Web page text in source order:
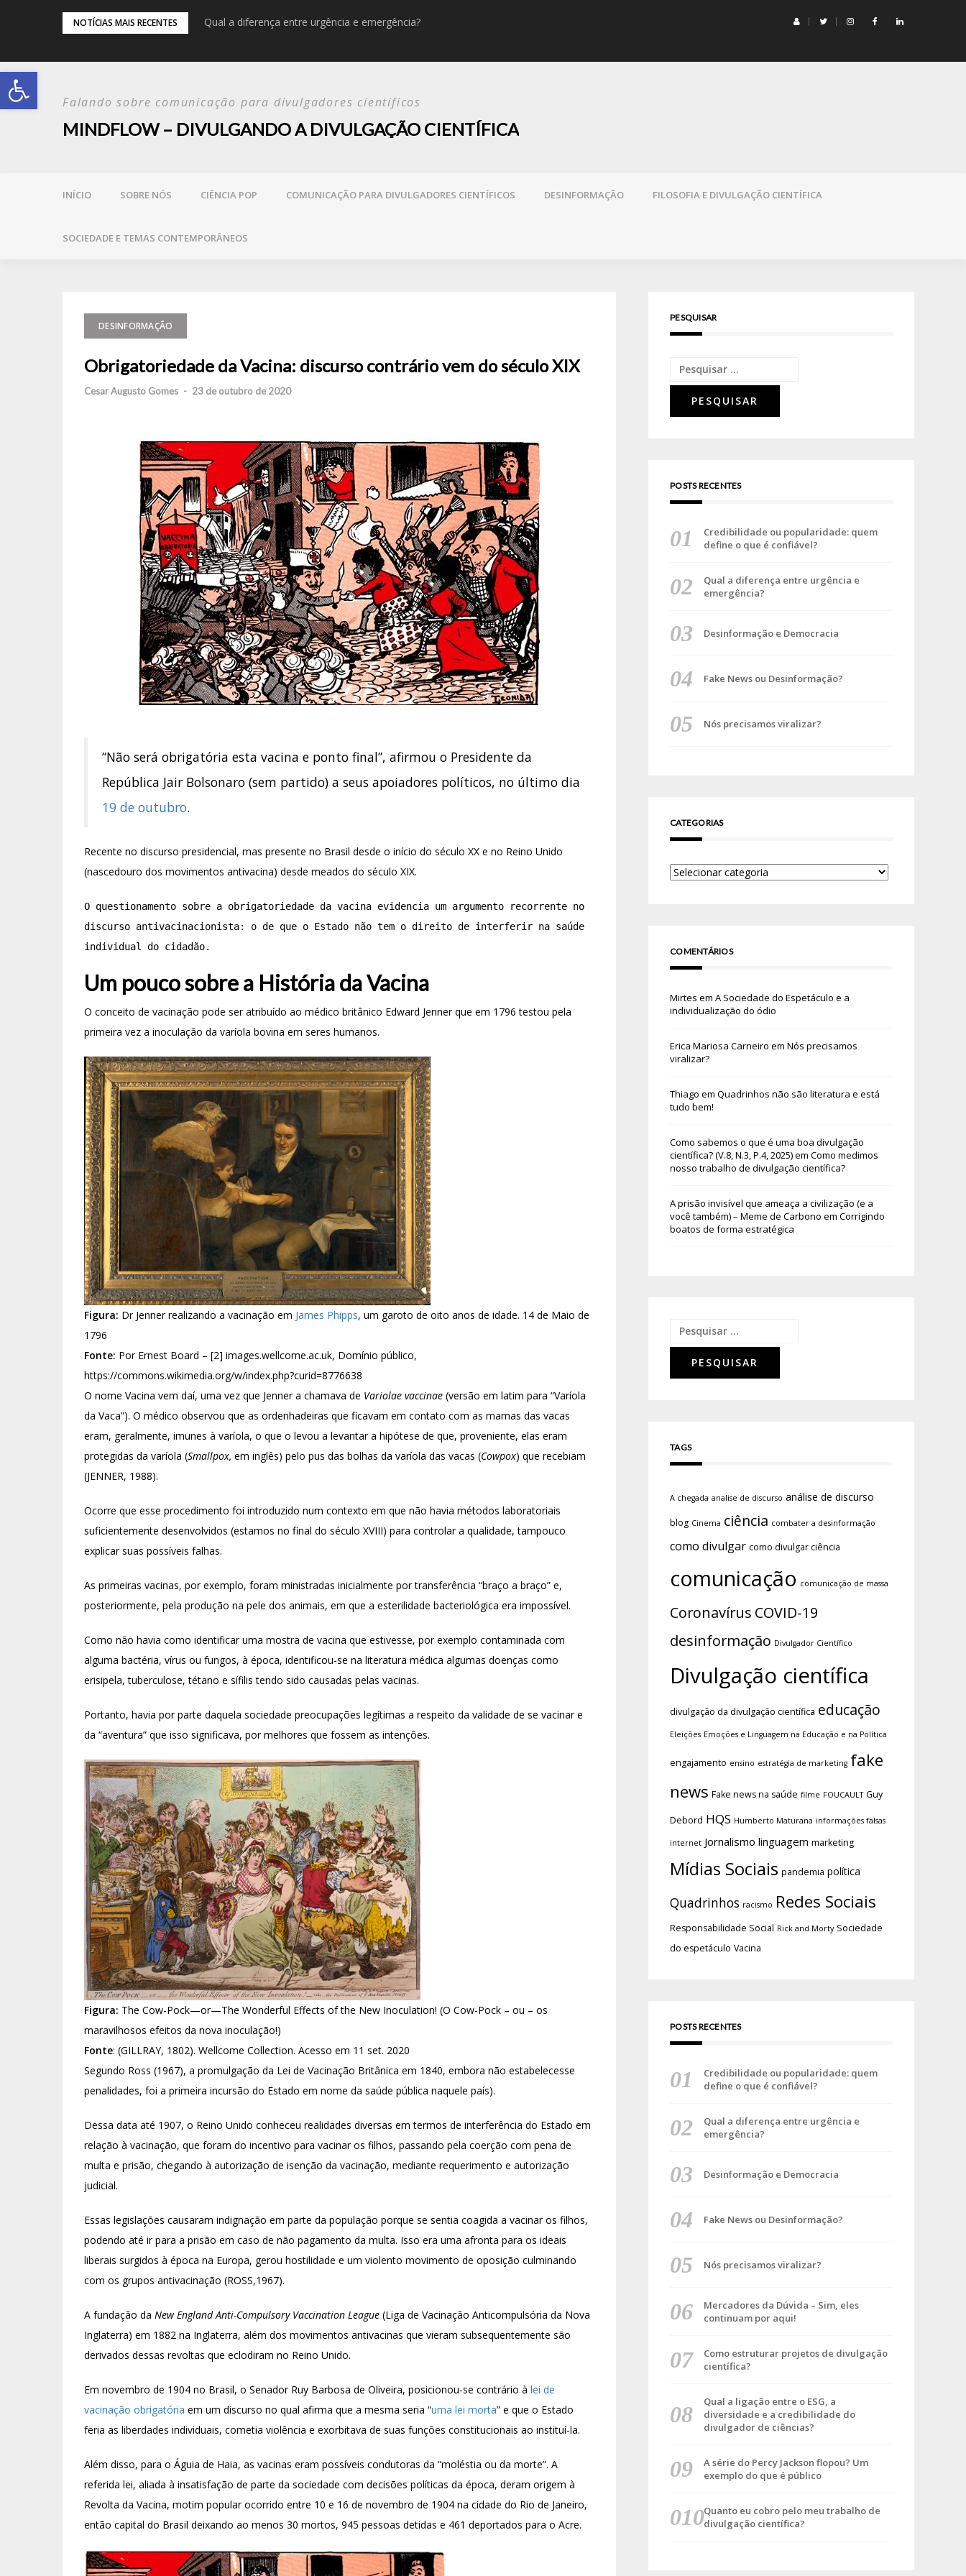
Abrir a barra de ferramentas
NOTÍCIAS MAIS RECENTES
o que é confiável? Qual a diferença entre urgência e emergência?
Falando sobre comunicação para divulgadores científicos
MINDFLOW – DIVULGANDO A DIVULGAÇÃO CIENTÍFICA
INÍCIO SOBRE NÓS CIÊNCIA POP COMUNICAÇÃO PARA DIVULGADORES CIENTÍFICOS DESINFORMAÇÃO FILOSOFIA E DIVULGAÇÃO CIENTÍFICA
SOCIEDADE E TEMAS CONTEMPORÂNEOS
DESINFORMAÇÃO
Obrigatoriedade da Vacina: discurso contrário vem do século XIX
Cesar Augusto Gomes - 23 de outubro de 2020
“Não será obrigatória esta vacina e ponto final”, afirmou o Presidente da
República Jair Bolsonaro (sem partido) a seus apoiadores políticos, no último dia
19 de outubro.
Recente no discurso presidencial, mas presente no Brasil desde o início do século XX e no Reino Unido
(nascedouro dos movimentos antivacina) desde meados do século XIX.
O questionamento sobre a obrigatoriedade da vacina evidencia um argumento recorrente no
discurso antivacinacionista: o de que o Estado não tem o direito de interferir na saúde
individual do cidadão.
Um pouco sobre a História da Vacina
O conceito de vacinação pode ser atribuído ao médico britânico Edward Jenner que em 1796 testou pela
primeira vez a inoculação da varíola bovina em seres humanos.
Figura: Dr Jenner realizando a vacinação em James Phipps, um garoto de oito anos de idade. 14 de Maio de
1796
Fonte: Por Ernest Board – [2] images.wellcome.ac.uk, Domínio público,
https://commons.wikimedia.org/w/index.php?curid=8776638
O nome Vacina vem daí, uma vez que Jenner a chamava de Variolae vaccinae (versão em latim para “Varíola
da Vaca”). O médico observou que as ordenhadeiras que ficavam em contato com as mamas das vacas
eram, geralmente, imunes à varíola, o que o levou a levantar a hipótese de que, proveniente, elas eram
protegidas da varíola (Smallpox, em inglês) pelo pus das bolhas da varíola das vacas (Cowpox) que recebiam
(JENNER, 1988).
Ocorre que esse procedimento foi introduzido num contexto em que não havia métodos laboratoriais
suficientemente desenvolvidos (estamos no final do século XVIII) para controlar a qualidade, tampouco
explicar suas possíveis falhas.
As primeiras vacinas, por exemplo, foram ministradas inicialmente por transferência “braço a braço” e,
posteriormente, pela produção na pele dos animais, em que a esterilidade bacteriológica era impossível.
Como não havia como identificar uma mostra de vacina que estivesse, por exemplo contaminada com
alguma bactéria, vírus ou fungos, à época, identificou-se na literatura médica algumas doenças como
erisipela, tuberculose, tétano e sífilis tendo sido causadas pelas vacinas.
Portanto, havia por parte daquela sociedade preocupações legítimas a respeito da validade de se vacinar e
da “aventura” que isso significava, por melhores que fossem as intenções.
Figura: The Cow-Pock—or—The Wonderful Effects of the New Inoculation! (O Cow-Pock – ou – os
maravilhosos efeitos da nova inoculação!)
Fonte: (GILLRAY, 1802). Wellcome Collection. Acesso em 11 set. 2020
Segundo Ross (1967), a promulgação da Lei de Vacinação Britânica em 1840, embora não estabelecesse
penalidades, foi a primeira incursão do Estado em nome da saúde pública naquele país).
Dessa data até 1907, o Reino Unido conheceu realidades diversas em termos de interferência do Estado em
relação à vacinação, que foram do incentivo para vacinar os filhos, passando pela coerção com pena de
multa e prisão, chegando à autorização de isenção da vacinação, mediante requerimento e autorização
judicial.
Essas legislações causaram indignação em parte da população porque se sentia coagida a vacinar os filhos,
podendo até ir para a prisão em caso de não pagamento da multa. Isso era uma afronta para os ideais
liberais surgidos à época na Europa, gerou hostilidade e um violento movimento de oposição culminando
com os grupos antivacinação (ROSS,1967).
A fundação da New England Anti-Compulsory Vaccination League (Liga de Vacinação Anticompulsória da Nova
Inglaterra) em 1882 na Inglaterra, além dos movimentos antivacinas que vieram subsequentemente são
derivados dessas revoltas que eclodiram no Reino Unido.
Em novembro de 1904 no Brasil, o Senador Ruy Barbosa de Oliveira, posicionou-se contrário à lei de
vacinação obrigatória em um discurso no qual afirma que a mesma seria “uma lei morta” e que o Estado
feria as liberdades individuais, cometia violência e exorbitava de suas funções constitucionais ao instituí-la.
Além disso, para o Águia de Haia, as vacinas eram possíveis condutoras da “moléstia ou da morte”. A
referida lei, aliada à insatisfação de parte da sociedade com decisões políticas da época, deram origem à
Revolta da Vacina, motim popular ocorrido entre 10 e 16 de novembro de 1904 na cidade do Rio de Janeiro,
então capital do Brasil deixando ao menos 30 mortos, 945 pessoas detidas e 461 deportados para o Acre.
PESQUISAR
POSTS RECENTES
Credibilidade ou popularidade: quem
define o que é confiável?
Qual a diferença entre urgência e
emergência?
Desinformação e Democracia
Fake News ou Desinformação?
Nós precisamos viralizar?
CATEGORIAS
COMENTÁRIOS
Mirtes em A Sociedade do Espetáculo e a
individualização do ódio
Erica Mariosa Carneiro em Nós precisamos
viralizar?
Thiago em Quadrinhos não são literatura e está
tudo bem!
Como sabemos o que é uma boa divulgação
científica? (V.8, N.3, P.4, 2025)em Como medimos
nosso trabalho de divulgação científica?
A prisão invisível que ameaça a civilização (e a
você também) – Meme de Carbono em Corrigindo
boatos de forma estratégica
TAGS
A chegada analise de discurso análise de discurso
blog Cinema ciência combater a desinformação
como divulgar como divulgar ciência
comunicação comunicação de massa
Coronavírus COVID-19
desinformação Divulgador Científico
Divulgação científica
divulgação da divulgação científica educação
Eleições Emoções e Linguagem na Educação e na Política
engajamento ensino estratégia de marketing fake
news Fake news na saúde filme FOUCAULT Guy
Debord HQS Humberto Maturana informações falsas
internet Jornalismo linguagem marketing
Mídias Sociais pandemia política
Quadrinhos racismo Redes Sociais
Responsabilidade Social Rick and Morty Sociedade
do espetáculo Vacina
POSTS RECENTES
Credibilidade ou popularidade: quem
define o que é confiável?
Qual a diferença entre urgência e
emergência?
Desinformação e Democracia
Fake News ou Desinformação?
Nós precisamos viralizar?
Mercadores da Dúvida – Sim, eles
continuam por aqui!
Como estruturar projetos de divulgação
científica?
Qual a ligação entre o ESG, a
diversidade e a credibilidade do
divulgador de ciências?
A série do Percy Jackson flopou? Um
exemplo do que é público
Quanto eu cobro pelo meu trabalho de
divulgação científica?